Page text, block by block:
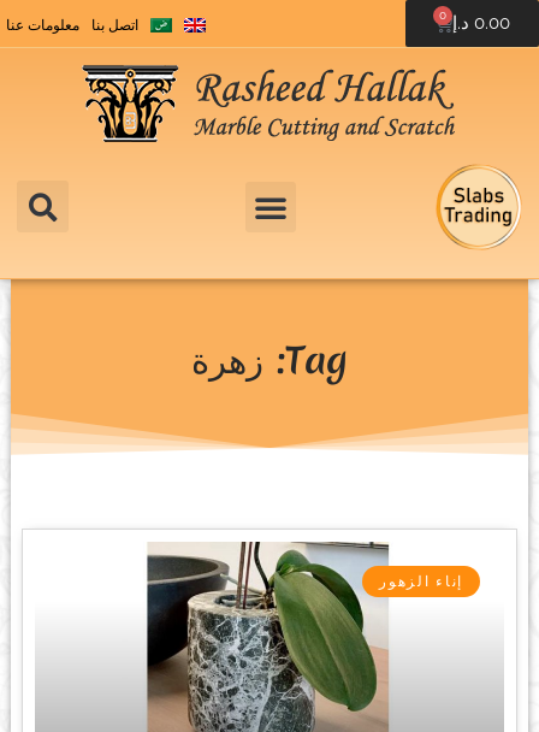
0.00 د.إ 0
اتصل بنا معلومات عنا
Tag: زهرة
إناء الزهور